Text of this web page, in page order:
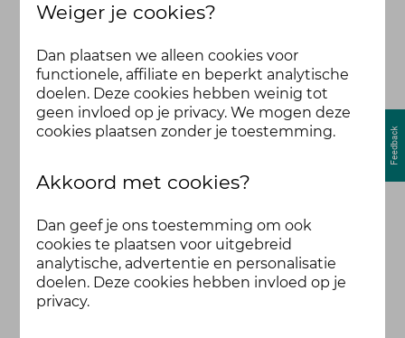
Weiger je cookies?
Dan plaatsen we alleen cookies voor
functionele, affiliate en beperkt analytische
doelen. Deze cookies hebben weinig tot
geen invloed op je privacy. We mogen deze
cookies plaatsen zonder je toestemming.
Akkoord met cookies?
Dan geef je ons toestemming om ook
cookies te plaatsen voor uitgebreid
analytische, advertentie en personalisatie
doelen. Deze cookies hebben invloed op je
privacy.